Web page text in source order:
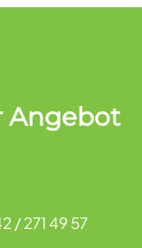
Angebot
/ 271 49 57